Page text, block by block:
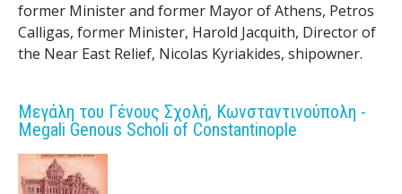
former Minister and former Mayor of Athens, Petros
Calligas, former Minister, Harold Jacquith, Director of
the Near East Relief, Nicolas Kyriakides, shipowner.
Μεγάλη του Γένους Σχολή, Κωνσταντινούπολη -
Megali Genous Scholi of Constantinople